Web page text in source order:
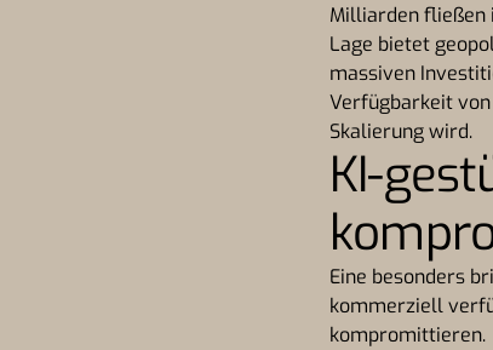
Milliarden fließen
Lage bietet
massiven
Verfügbarkeit
Skalierung wird.
KI-
Eine besonders
kommerziell
kompromittieren.